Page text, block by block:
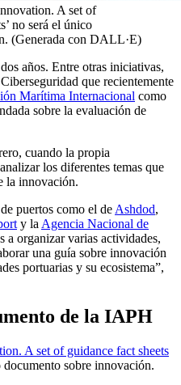
A set of
no será el único
(Generada con DALL·E)
años. Entre otras iniciativas,
que recientemente
Marítima Internacional como
sobre la evaluación de
cuando la propia
los diferentes temas que
la innovación.
puertos como el de Ashdod,
y la Agencia Nacional de
a organizar varias actividades,
una guía sobre innovación
portuarias y su ecosistema”,
de la IAPH
A set of guidance fact sheets
sobre innovación.